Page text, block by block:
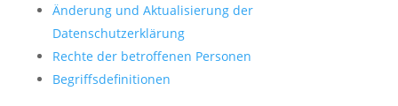
Änderung und Aktualisierung der
Datenschutzerklärung
Rechte der betroffenen Personen
Begriffsdefinitionen